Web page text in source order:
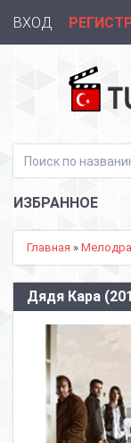
ВХОД
ИЗБРАННОЕ
Главная »
Дядя Кара